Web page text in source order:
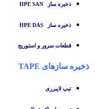
ذخیره ساز HPE SAN
ذخیره ساز HPE DAS
قطعات سرور و استوریج
ذخیره سازهای TAPE
تبپ لایبرری